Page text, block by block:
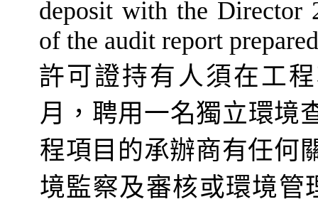
deposit with the Director
of the audit report
許可證持有人須在工
月 ，聘用一名獨立環境
程項目的承辦商有任何
境監察及審核或環境管